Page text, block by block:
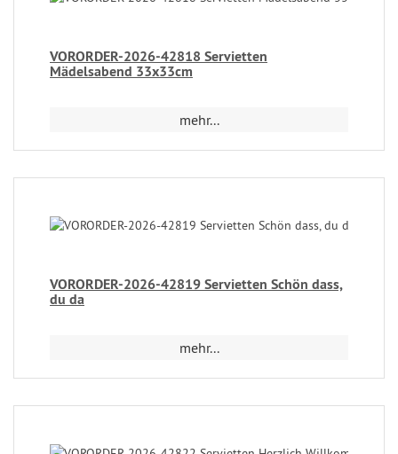
VORORDER-2026-42818 Servietten
Mädelsabend 33x33cm
mehr...
VORORDER-2026-42819 Servietten Schön dass,
du da
mehr...